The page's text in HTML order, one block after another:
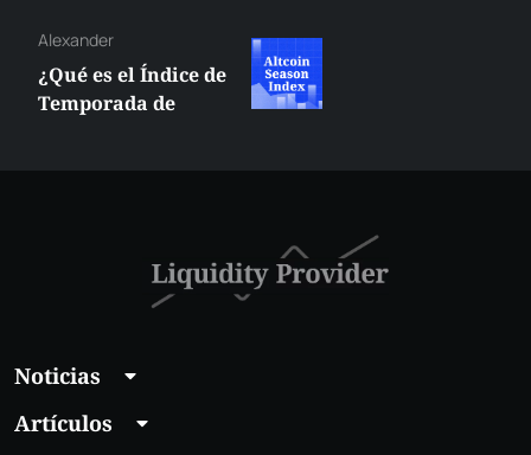
Alexander
¿Qué es el Índice de
Temporada de
Noticias
Artículos